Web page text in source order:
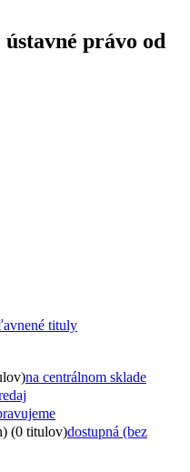
právo od
tituly
na centrálnom sklade
(0 titulov)dostupná (bez